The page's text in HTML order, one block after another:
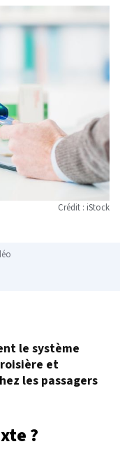
Crédit : iStock
le système
et
les passagers
?